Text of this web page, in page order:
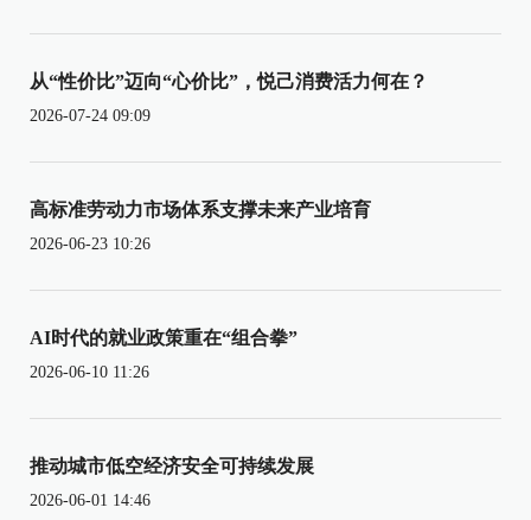
从“性价比”迈向“心价比”，悦己消费活力何在？
2026-07-24 09:09
高标准劳动力市场体系支撑未来产业培育
2026-06-23 10:26
AI时代的就业政策重在“组合拳”
2026-06-10 11:26
推动城市低空经济安全可持续发展
2026-06-01 14:46